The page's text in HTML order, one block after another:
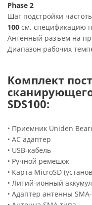
Phase 2
Шаг подстройки
100 см. спецификацию
Антенный разъем на
Диапазон рабочих
Комплект
SDS100:
• Приемник Uniden
• АС адаптер
• USB-кабель
• Ручной ремешок
• Карта MicroSD
• Литий-ионный
• Адаптер антенны